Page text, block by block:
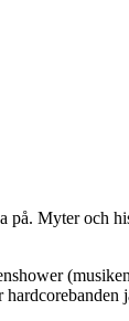
Myter